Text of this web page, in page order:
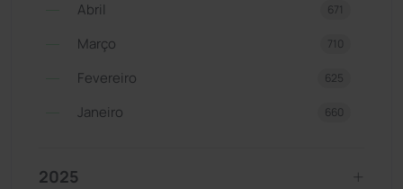
Abril 671
Março 710
Fevereiro 625
Janeiro 660
2025